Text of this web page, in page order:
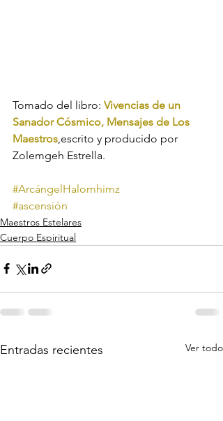
Tomado del libro: Vivencias de un
Sanador Cósmico, Mensajes de Los
Maestros ,escrito y producido por
Zolemgeh Estrella.
#ArcángelHalomhimz
#ascensión
Maestros Estelares
Cuerpo Espiritual
Entradas recientes Ver todo